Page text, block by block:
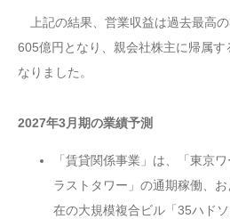
上記の結果、営業収益は過去最高
605億円となり、親会社株主に帰属す
なりました。
2027年3月期の業績予測
「賃貸関係事業」は、「東京
ラストタワー」の通期稼働、
在の大規模複合ビル「35ハド